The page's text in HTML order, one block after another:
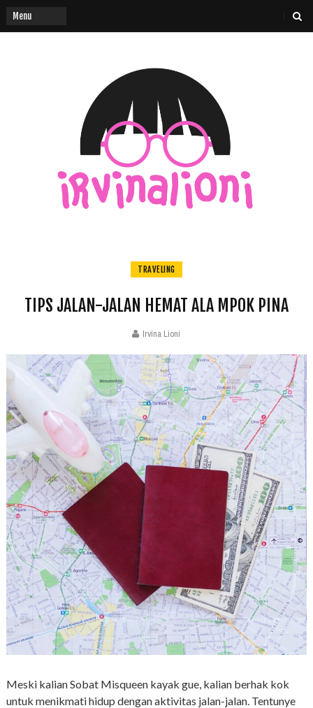
TRAVELING
TIPS JALAN-JALAN HEMAT ALA MPOK PINA
Irvina Lioni
Meski kalian Sobat Misqueen kayak gue, kalian berhak kok
untuk menikmati hidup dengan aktivitas jalan-jalan. Tentunye